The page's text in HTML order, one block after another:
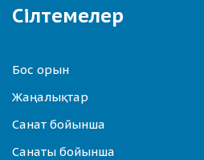
Сілтемелер
Бос орын
Жаңалықтар
Санат бойынша
Санаты бойынша